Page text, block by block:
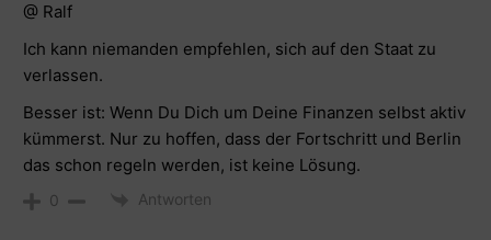
@ Ralf
Ich kann niemanden empfehlen, sich auf den Staat zu
verlassen.
Besser ist: Wenn Du Dich um Deine Finanzen selbst aktiv
kümmerst. Nur zu hoffen, dass der Fortschritt und Berlin
das schon regeln werden, ist keine Lösung.
0 Antworten